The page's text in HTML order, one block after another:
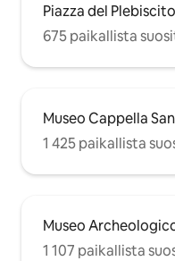
Piazza del Plebiscito
675 paikallista
Museo Cappella
1 425 paikallista
Museo
1 107 paikallista